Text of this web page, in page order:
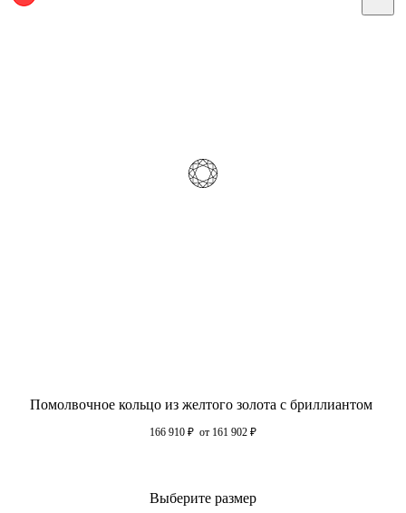
Помолвочное кольцо из желтого золота с бриллиантом
166 910 ₽ от 161 902 ₽
Выберите размер